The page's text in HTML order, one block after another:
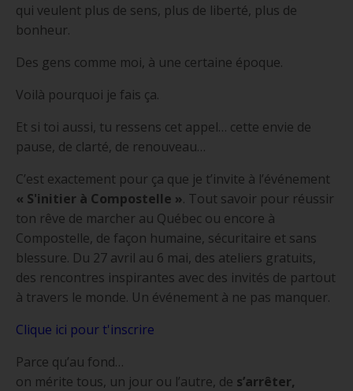
qui veulent plus de sens, plus de liberté, plus de
bonheur.
Des gens comme moi, à une certaine époque.
Voilà pourquoi je fais ça.
Et si toi aussi, tu ressens cet appel… cette envie de
pause, de clarté, de renouveau…
C’est exactement pour ça que je t’invite à l’événement
« S'initier à Compostelle ». Tout savoir pour réussir
ton rêve de marcher au Québec ou encore à
Compostelle, de façon humaine, sécuritaire et sans
blessure. Du 27 avril au 6 mai, des ateliers gratuits,
des rencontres inspirantes avec des invités de partout
à travers le monde. Un événement à ne pas manquer.
Clique ici pour t'inscrire
Parce qu’au fond…
on mérite tous, un jour ou l’autre, de s’arrêter,